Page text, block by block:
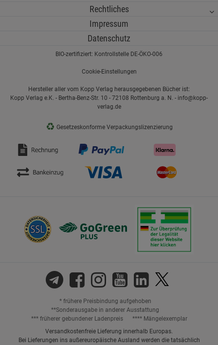
Rechtliches
Impressum
Datenschutz
BIO-zertifiziert: Kontrollstelle DE-ÖKO-006
Cookie-Einstellungen
Hersteller aller vom Kopp Verlag herausgegebenen Bücher ist:
Kopp Verlag e.K. - Bertha-Benz-Str. 10 - 72108 Rottenburg a. N. - info@kopp-
verlag.de
♻ Gesetzeskonforme Verpackungslizenzierung
* frühere Preisbindung aufgehoben
**Sonderausgabe in anderer Ausstattung
*** früherer gebundener Ladenpreis
**** Mängelexemplar
Versandkostenfreie Lieferung innerhalb Europas.
Bei Lieferungen ins außereuropäische Ausland werden die tatsächlich